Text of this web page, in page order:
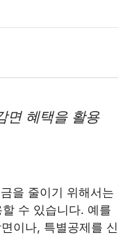
면 혜택을 활용
을 줄이기 위해서는
할 수 있습니다. 예를
이나, 특별공제를 신